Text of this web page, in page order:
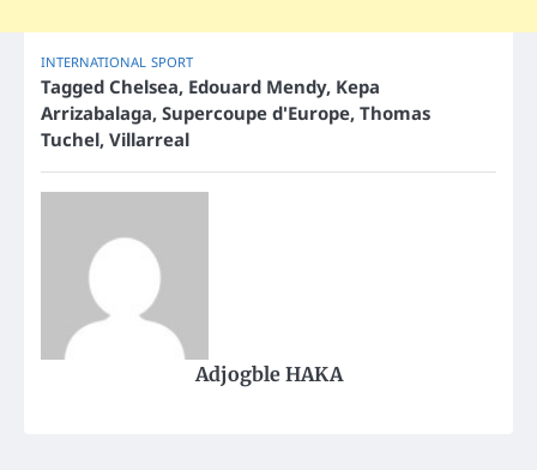
INTERNATIONAL SPORT
Tagged Chelsea, Edouard Mendy, Kepa
Arrizabalaga, Supercoupe d'Europe, Thomas
Tuchel, Villarreal
Adjogble HAKA